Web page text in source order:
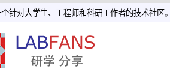
个针对大学生、工程师和科研工作者的技术社区